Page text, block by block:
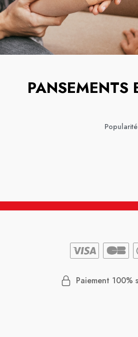
PANSEMENTS
Paiement 100%